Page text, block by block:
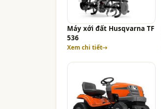
Máy xới đất Husqvarna TF
536
Xem chi tiết